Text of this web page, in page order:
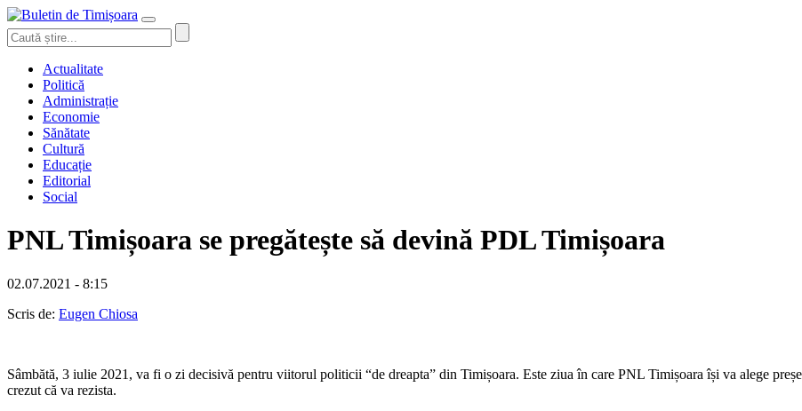
Actualitate
Politică
Administrație
Economie
Sănătate
Cultură
Educație
Editorial
Social
PNL Timișoara se pregătește să devină PDL Timișoara
02.07.2021 - 8:15
Scris de: Eugen Chiosa
Sâmbătă, 3 iulie 2021, va fi o zi decisivă pentru viitorul politicii “de dreapta” din Timișoara. Este ziua în care PNL Timișoara își va alege
crezut că va rezista.